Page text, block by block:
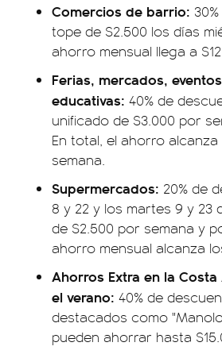
Comercios de barrio:
tope de $2.500 los días
ahorro mensual llega a
Ferias, mercados,
educativas: 40% de
unificado de $3.000 por
En total, el ahorro alcanza
semana.
Supermercados: 20% de
8 y 22 y los martes 9 y 23
de $2.500 por semana y
ahorro mensual alcanza
Ahorros Extra en la
el verano: 40% de
destacados como
pueden ahorrar hasta